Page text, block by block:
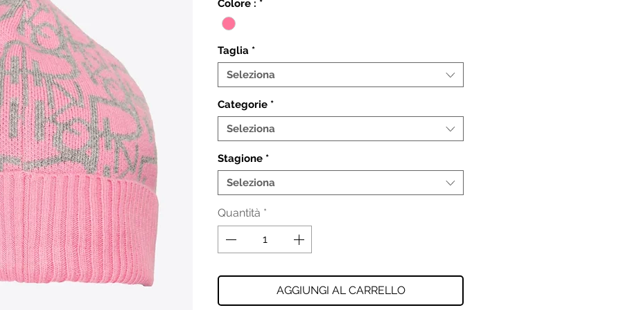
Colore : *
Taglia *
Seleziona
Categorie *
Seleziona
Stagione *
Seleziona
Quantità *
AGGIUNGI AL CARRELLO